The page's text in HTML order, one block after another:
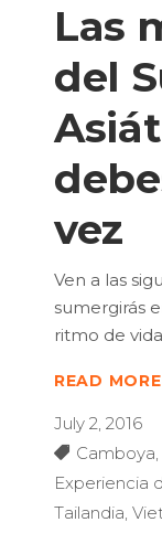
Las
del
vez
Ven a las
sumergirás
ritmo de
READ MORE
July 2, 2016
Camboya,
Experiencia
Tailandia,